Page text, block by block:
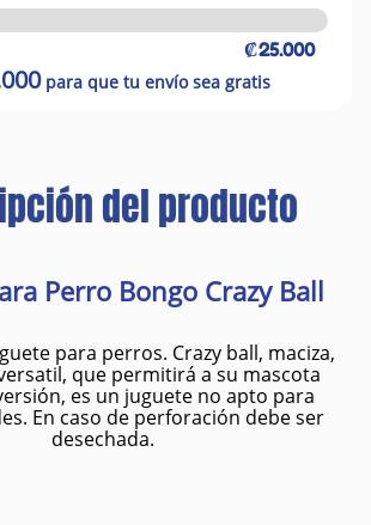
₡25.000
para que tu envío sea gratis
del producto
Perro Bongo Crazy Ball
para perros. Crazy ball, maciza,
que permitirá a su mascota
es un juguete no apto para
En caso de perforación debe ser
desechada.